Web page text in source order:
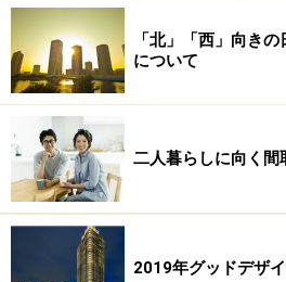
3000万円÷100万円＝30……借り
→30×3848円＝11万5440円……求
をかける
次ページではいよいよ「買える額
※記事内容は執筆時点のものです。最
「北」「西」向き
について
二人暮らしに向く間
2019年グッドデザ